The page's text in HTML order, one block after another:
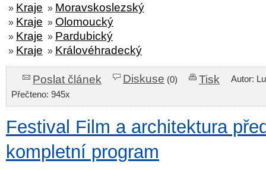
» Kraje » Moravskoslezský
» Kraje » Olomoucký
» Kraje » Pardubický
» Kraje » Královéhradecký
Poslat článek Diskuse (0) Tisk
Autor:
Přečteno: 945x
Festival Film a architektura
kompletní program